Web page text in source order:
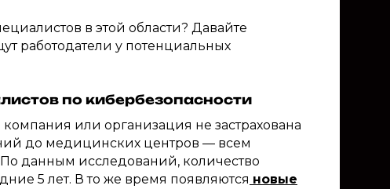
в этой области? Давайте
работодатели у потенциальных
по кибербезопасности
или организация не застрахована
до медицинских центров — всем
данным исследований, количество
5 лет. В то же время появляются новые